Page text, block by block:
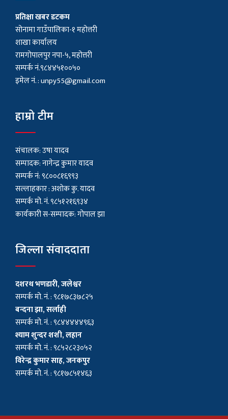
प्रतिक्षा खबर डटकम
सोनामा गाउँपालिका-१ महोत्तरी
शाखा कार्यालय
रामगोपालपुर नपा-५, महोत्तरी
सम्पर्क नं.९८४४५१००५०
इमेल नं. :unpy55@gmail.com
हाम्रो टीम
संचालक: उषा यादव
सम्पादक: नागेन्द्र कुमार यादव
सम्पर्क नं: ९८००८१६९९३
सल्लाहकार : अशाेक कु. यादव
सम्पर्क मो. नं. ९८५१२१६९३४
कार्यकारी स-सम्पादक: गोपाल झा
जिल्ला संवाददाता
दशरथ भणडारी, जलेश्वर
सम्पर्क मो. नं. : ९८१७८३७८२५
बन्दना झा, सर्लाही
सम्पर्क मो. नं. : ९८४४४४४९६३
श्याम शुन्दर शशी, लहान
सम्पर्क मो. नं. : ९८५२८२३०५२
विरेन्द्र कुमार साह, जनकपुर
सम्पर्क मो. नं. : ९८१७८५१४६३